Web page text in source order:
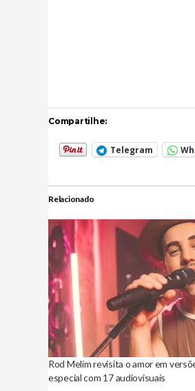
Compartilhe:
Telegram
Relacionado
Rod Melim revisita o amor em
especial com 17 audiovisuais